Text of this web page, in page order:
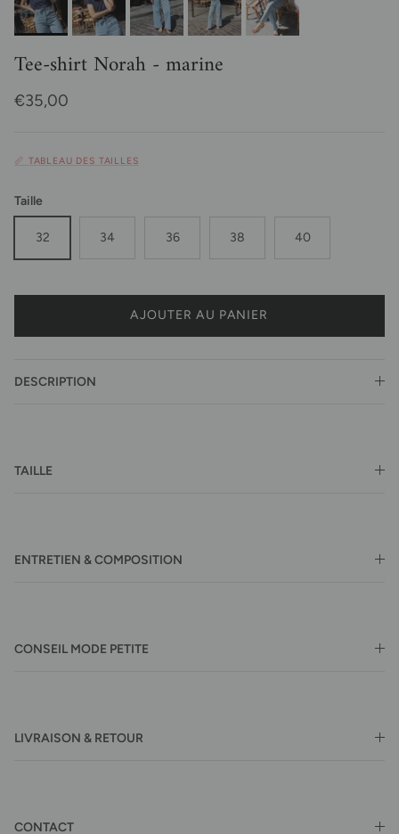
Tee-shirt Norah - marine
Prix habituel
€35,00
📏 TABLEAU DES TAILLES
Taille
32 34 36 38 40
AJOUTER AU PANIER
DESCRIPTION
TAILLE
ENTRETIEN & COMPOSITION
CONSEIL MODE PETITE
LIVRAISON & RETOUR
CONTACT